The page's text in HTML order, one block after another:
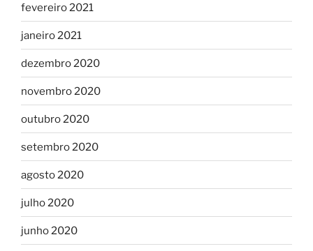
fevereiro 2021
janeiro 2021
dezembro 2020
novembro 2020
outubro 2020
setembro 2020
agosto 2020
julho 2020
junho 2020